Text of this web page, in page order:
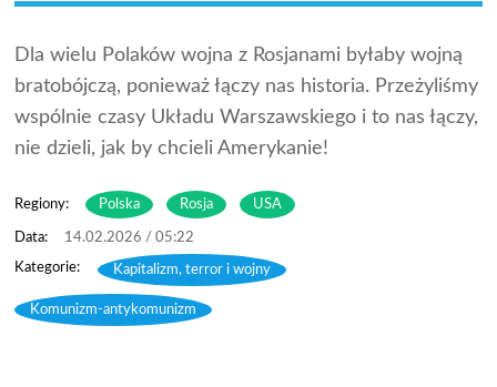
Dla wielu Polaków wojna z Rosjanami byłaby wojną
bratobójczą, ponieważ łączy nas historia. Przeżyliśmy
wspólnie czasy Układu Warszawskiego i to nas łączy,
nie dzieli, jak by chcieli Amerykanie!
Regiony: Polska Rosja USA
14.02.2026 / 05:22
Kapitalizm, terror i wojny
Komunizm-antykomunizm